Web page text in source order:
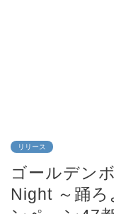
リリース
ゴールデン
Night ～踊